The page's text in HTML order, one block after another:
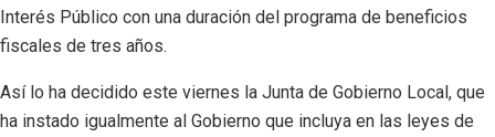
Interés Público con una duración del programa de beneficios
fiscales de tres años.
Así lo ha decidido este viernes la Junta de Gobierno Local, que
ha instado igualmente al Gobierno que incluya en las leyes de